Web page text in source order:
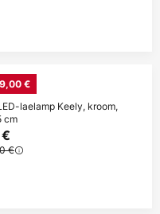
€
laelamp Keely, kroom,
cm
€